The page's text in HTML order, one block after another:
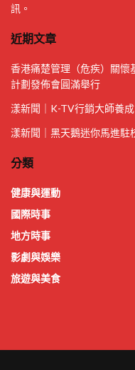
訊。
近期文章
香港痛楚管理（危疾）關懷
計劃發佈會圓滿舉行
漾新聞｜K-TV行銷大師養
漾新聞｜黑天鵝迷你馬進
分類
健康與運動
國際時事
地方時事
影劇與娛樂
旅遊與美食